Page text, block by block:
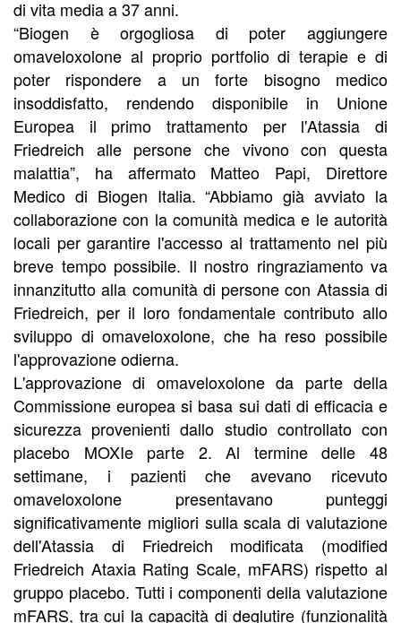
di vita media a 37 anni.
“Biogen è orgogliosa di poter aggiungere
omaveloxolone al proprio portfolio di terapie e di
poter rispondere a un forte bisogno medico
insoddisfatto, rendendo disponibile in Unione
Europea il primo trattamento per l'Atassia di
Friedreich alle persone che vivono con questa
malattia”, ha affermato Matteo Papi, Direttore
Medico di Biogen Italia. “Abbiamo già avviato la
collaborazione con la comunità medica e le autorità
locali per garantire l'accesso al trattamento nel più
breve tempo possibile. Il nostro ringraziamento va
innanzitutto alla comunità di persone con Atassia di
Friedreich, per il loro fondamentale contributo allo
sviluppo di omaveloxolone, che ha reso possibile
l'approvazione odierna.
L'approvazione di omaveloxolone da parte della
Commissione europea si basa sui dati di efficacia e
sicurezza provenienti dallo studio controllato con
placebo MOXIe parte 2. Al termine delle 48
settimane, i pazienti che avevano ricevuto
omaveloxolone presentavano punteggi
significativamente migliori sulla scala di valutazione
dell'Atassia di Friedreich modificata (modified
Friedreich Ataxia Rating Scale, mFARS) rispetto al
gruppo placebo. Tutti i componenti della valutazione
mFARS, tra cui la capacità di deglutire (funzionalità